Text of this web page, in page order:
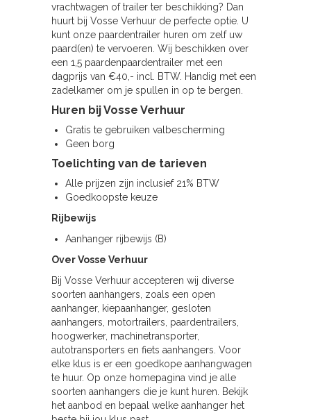
vrachtwagen of trailer ter beschikking? Dan
huurt bij Vosse Verhuur de perfecte optie. U
kunt onze paardentrailer huren om zelf uw
paard(en) te vervoeren. Wij beschikken over
een 1,5 paardenpaardentrailer met een
dagprijs van €40,- incl. BTW. Handig met een
zadelkamer om je spullen in op te bergen.
Huren bij Vosse Verhuur
Gratis te gebruiken valbescherming
Geen borg
Toelichting van de tarieven
Alle prijzen zijn inclusief 21% BTW
Goedkoopste keuze
Rijbewijs
Aanhanger rijbewijs (B)
Over Vosse Verhuur
Bij Vosse Verhuur accepteren wij diverse
soorten aanhangers, zoals een open
aanhanger, kiepaanhanger, gesloten
aanhangers, motortrailers, paardentrailers,
hoogwerker, machinetransporter,
autotransporters en fiets aanhangers. Voor
elke klus is er een goedkope aanhangwagen
te huur. Op onze homepagina vind je alle
soorten aanhangers die je kunt huren. Bekijk
het aanbod en bepaal welke aanhanger het